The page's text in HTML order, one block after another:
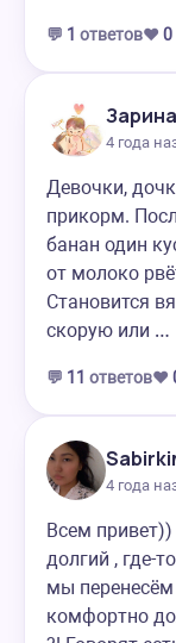
💬 1 ответов❤️ 0
Зарина
4 года
Девочки,
прикорм.
банан один
от молоко
Становится
скорую или …
💬 11 ответов❤️
4 года
Всем
долгий , где-
мы перенесём
комфортно